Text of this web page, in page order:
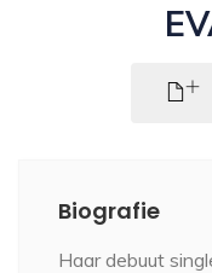
Biografie
Haar debuut